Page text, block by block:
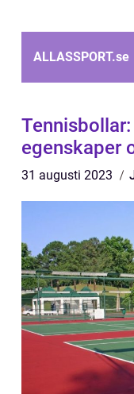
ALLASSPORT.se
egenskaper
31 augusti 2023